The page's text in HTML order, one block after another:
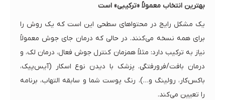
بهترین انتخاب معمولاً «ترکیبی» است
یک مشکل رایج در محتواهای سطحی این است که یک روش را
برای همه نسخه می‌کنند. در حالی که درمان جای جوش معمولاً
نیاز به ترکیب دارد: مثلاً همزمان کنترل جوش فعال، درمان لک، و
درمان بافت/فرورفتگی. پزشک با دیدن نوع اسکار (آیس‌پیک،
باکس‌کار، رولینگ و…)، رنگ پوست شما و سابقه التهاب، برنامه
را تعیین می‌کند.